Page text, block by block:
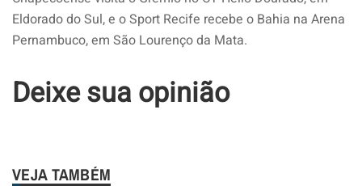
Eldorado do Sul, e o Sport Recife recebe o Bahia na Arena
Pernambuco, em São Lourenço da Mata.
Deixe sua opinião
VEJA TAMBÉM